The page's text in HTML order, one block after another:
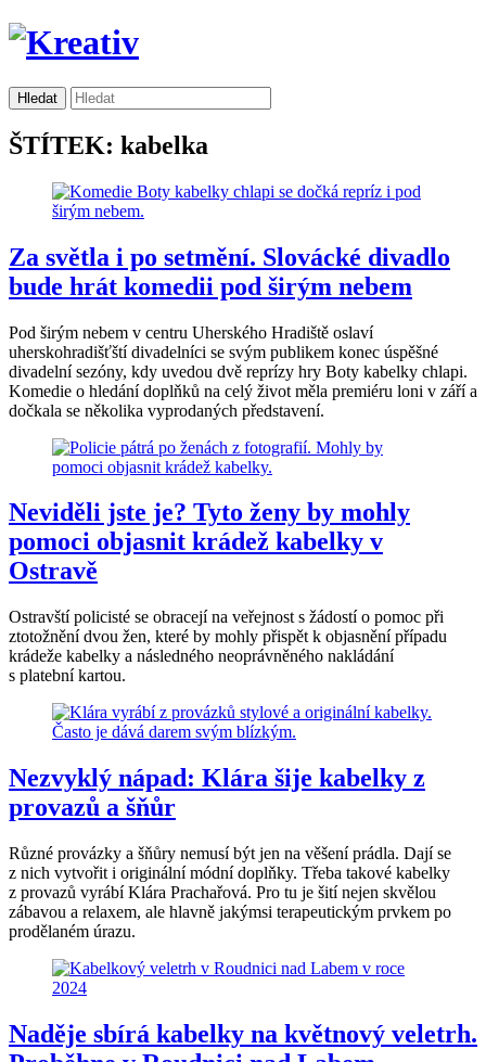
ŠTÍTEK: kabelka
Za světla i po setmění. Slovácké divadlo
bude hrát komedii pod širým nebem
Pod širým nebem v centru Uherského Hradiště oslaví
uherskohradišťští divadelníci se svým publikem konec úspěšné
divadelní sezóny, kdy uvedou dvě reprízy hry Boty kabelky chlapi.
Komedie o hledání doplňků na celý život měla premiéru loni v září a
dočkala se několika vyprodaných představení.
Neviděli jste je? Tyto ženy by mohly
pomoci objasnit krádež kabelky v
Ostravě
Ostravští policisté se obracejí na veřejnost s žádostí o pomoc při
ztotožnění dvou žen, které by mohly přispět k objasnění případu
krádeže kabelky a následného neoprávněného nakládání
s platební kartou.
Nezvyklý nápad: Klára šije kabelky z
provazů a šňůr
Různé provázky a šňůry nemusí být jen na věšení prádla. Dají se
z nich vytvořit i originální módní doplňky. Třeba takové kabelky
z provazů vyrábí Klára Prachařová. Pro tu je šití nejen skvělou
zábavou a relaxem, ale hlavně jakýmsi terapeutickým prvkem po
prodělaném úrazu.
Naděje sbírá kabelky na květnový veletrh.